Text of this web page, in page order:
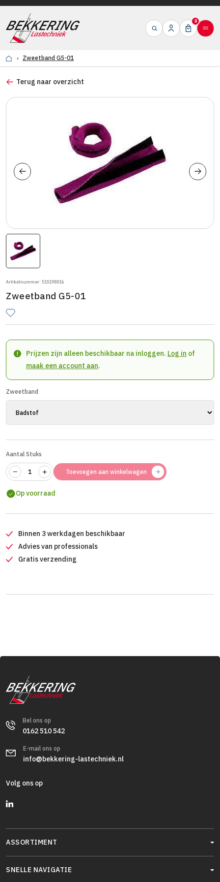
0
Zweetband G5-01
Terug naar overzicht
Artikelnummer: 51S198016
Zweetband G5-01
Prijzen zijn alleen beschikbaar na inloggen. Log in of
maak een account aan.
Zweetband
Aantal Stuks
Toevoegen aan winkelwagen
Op voorraad
Binnen 3 werkdagen beschikbaar
Advies van professionals
Gratis verzending
Bel ons op
0162 510 542
E-mail ons op
info@bekkering-lastechniek.nl
Volg ons op
ASSORTIMENT
SNELLE NAVIGATIE